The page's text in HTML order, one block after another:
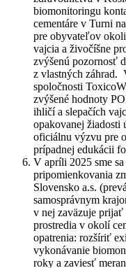
biomonitoringu
cementáre v Turni
pre obyvateľov
vajcia a živočíšne
zvýšenú pozornosť
z vlastných záhrad.
spoločnosti
zvýšené hodnoty
ihličí a slepačích
opakovanej žiadosti
oficiálnu výzvu pre
prípadnej edukácii
V apríli 2025 sme
pripomienkovania
Slovensko a.s.
samosprávnym
v nej zaväzuje prijať
prostredia v okolí
opatrenia: rozšíriť
vykonávanie
roky a zaviesť